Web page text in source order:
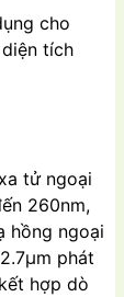
cho
tích
tử ngoại
260nm,
hồng ngoại
phát
hợp dò